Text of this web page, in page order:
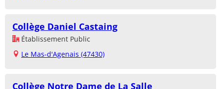
Collège Daniel Castaing
Établissement Public
Le Mas-d'Agenais (47430)
Collège Notre Dame de La Salle